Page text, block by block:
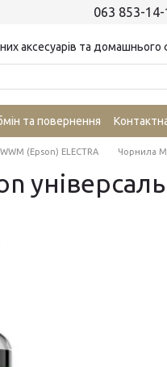
063 853-14-
аксесуарів та домашнього
та повернення
(Epson) ELECTRA Чорнила